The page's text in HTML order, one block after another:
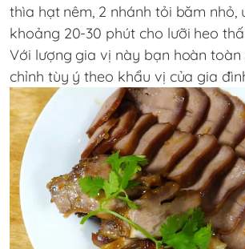
thìa hạt nêm, 2 nhánh tỏi băm nhỏ,
khoảng 20-30 phút cho lưỡi heo
Với lượng gia vị này bạn hoàn toàn
chỉnh tùy ý theo khẩu vị của gia